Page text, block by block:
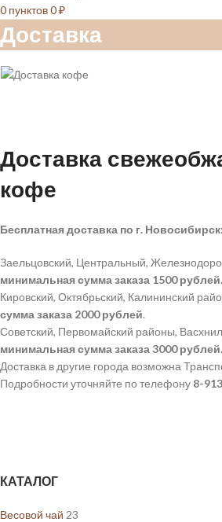
0 пунктов0₽
Доставка
КАТАЛОГ
Весовой чай 23
Доставка
кофе
Бесплатная доставка по г. Новосибирск:
Заельцовский, Центральный,
минимальная сумма заказа 1500 рублей.
Кировский, Октябрьский, Калининский
сумма заказа 2000 рублей.
Советский, Первомайский районы,
минимальная сумма заказа 3000 рублей.
Доставка в другие города возможна
Подробности уточняйте по телефону 8-